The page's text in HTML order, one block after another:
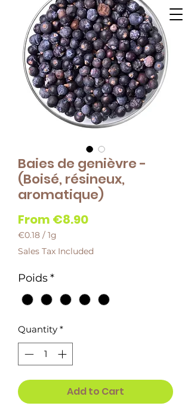
Baies de genièvre -
(Boisé, résineux,
aromatique)
From €8.90Sale
€0.18 / 1g
€0.18
per
Gram
Sales Tax Included
Poids*
Quantity *
Add to Cart